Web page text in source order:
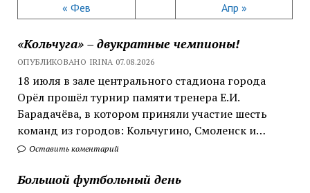
« Фев Апр »
«Кольчуга» – двукратные чемпионы!
ОПУБЛИКОВАНО IRINA 07.08.2026
18 июля в зале центрального стадиона города
Орёл прошёл турнир памяти тренера Е.И.
Барадачёва, в котором приняли участие шесть
команд из городов: Кольчугино, Смоленск и…
Оставить коментарий
Большой футбольный день